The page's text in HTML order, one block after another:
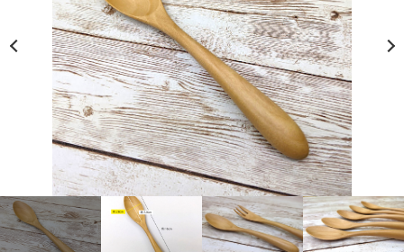
495円 （税込）
ショッピングを続ける
カートを確認する
すべての商品
スキンケア・石鹸
HINOKI（土佐ヒノキ）シリーズ
サステナブル歯ブラシ・歯磨き粉
洗剤・食器用石鹸
スキンケア・石鹸
HINOKI（土佐ヒノキ）シリーズ
サステナブル歯ブラシ・歯磨き粉
洗剤・食器用石鹸
タオル/ハンカチ
こだわり検索
親カテゴリ
子カテゴリ
価格帯
～